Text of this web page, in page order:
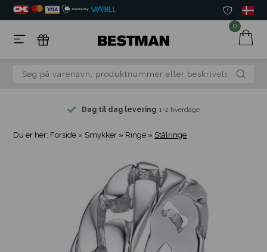
0
Dag til dag levering 1-2 hverdage
Du er her: Forside » Smykker » Ringe » Stålringe